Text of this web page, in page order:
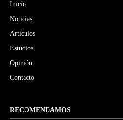
Inicio
Noticias
Artículos
Estudios
Opinión
Contacto
RECOMENDAMOS